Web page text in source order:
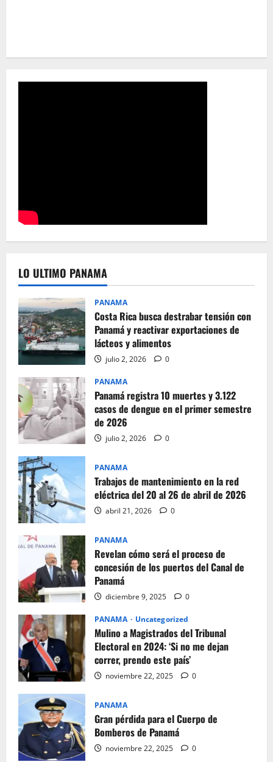
LO ULTIMO PANAMA
PANAMA
Costa Rica busca destrabar tensión con
Panamá y reactivar exportaciones de
lácteos y alimentos
julio 2, 2026 0
PANAMA
Panamá registra 10 muertes y 3.122
casos de dengue en el primer semestre
de 2026
julio 2, 2026 0
PANAMA
Trabajos de mantenimiento en la red
eléctrica del 20 al 26 de abril de 2026
abril 21, 2026 0
PANAMA
Revelan cómo será el proceso de
concesión de los puertos del Canal de
Panamá
diciembre 9, 2025 0
PANAMA Uncategorized
Mulino a Magistrados del Tribunal
Electoral en 2024: ‘Si no me dejan
correr, prendo este país’
noviembre 22, 2025 0
PANAMA
Gran pérdida para el Cuerpo de
Bomberos de Panamá
noviembre 22, 2025 0